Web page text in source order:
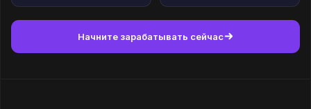
Начните зарабатывать сейчас